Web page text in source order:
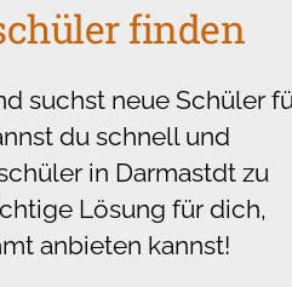
finden
suchst neue Schüler
du schnell und
in Darmastdt zu
Lösung für dich,
anbieten kannst!